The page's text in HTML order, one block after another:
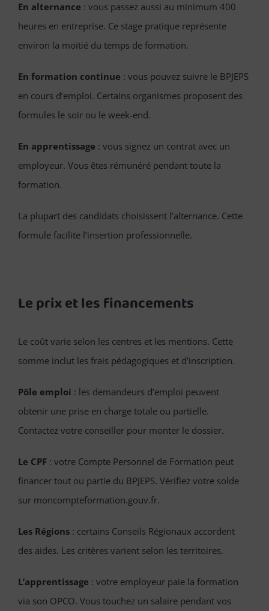
En alternance : vous passez aussi au minimum 400
heures en entreprise. Ce stage pratique représente
environ la moitié du temps de formation.
En formation continue : vous pouvez suivre le BPJEPS
en cours d’emploi. Certains organismes proposent des
formules le soir ou le week-end.
En apprentissage : vous signez un contrat avec un
employeur. Vous êtes rémunéré pendant toute la
formation.
La plupart des candidats choisissent l’alternance. Cette
formule facilite l’insertion professionnelle.
Le prix et les financements
Le coût varie selon les centres et les mentions. Cette
somme inclut les frais pédagogiques et d’inscription.
Pôle emploi : les demandeurs d’emploi peuvent
obtenir une prise en charge totale ou partielle.
Contactez votre conseiller pour monter le dossier.
Le CPF : votre Compte Personnel de Formation peut
financer tout ou partie du BPJEPS. Vérifiez votre solde
sur moncompteformation.gouv.fr.
Les Régions : certains Conseils Régionaux accordent
des aides. Les critères varient selon les territoires.
L’apprentissage : votre employeur paie la formation
via son OPCO. Vous touchez un salaire pendant vos